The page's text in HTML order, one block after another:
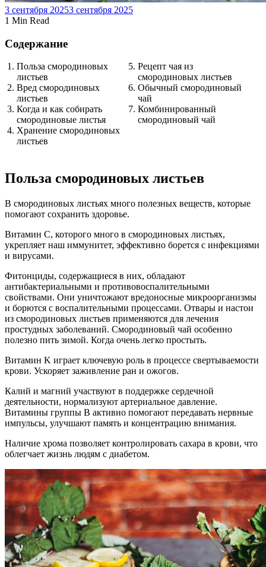
3 сентября 20253 сентября 2025
1 Min Read
Содержание
Польза смородиновых
листьев
Вред смородиновых
листьев
Когда и как собирать
смородиновые листья
Хранение смородиновых
листьев
Рецепт чая из
смородиновых листьев
Обычный смородиновый
чай
Комбинированный
смородиновый чай
Польза смородиновых листьев
В смородиновых листьях много полезных веществ, которые
помогают сохранить здоровье.
Витамин C, которого много в смородиновых листьях,
укрепляет наш иммунитет, эффективно борется с инфекциями
и вирусами.
Фитонциды, содержащиеся в них, обладают
антибактериальными и противовоспалительными
свойствами. Они уничтожают вредоносные микроорганизмы
и борются с воспалительными процессами. Отвары и настои
из смородиновых листьев применяются для лечения
простудных заболеваний. Смородиновый чай особенно
полезно пить зимой. Когда очень легко простыть.
Витамин K играет ключевую роль в процессе свертываемости
крови. Ускоряет заживление ран и ожогов.
Калий и магний участвуют в поддержке сердечной
деятельности, нормализуют артериальное давление.
Витамины группы B активно помогают передавать нервные
импульсы, улучшают память и концентрацию внимания.
Наличие хрома позволяет контролировать сахара в крови, что
облегчает жизнь людям с диабетом.